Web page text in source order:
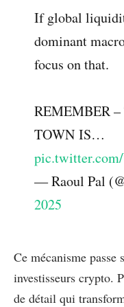
If global
dominant
focus on that.
REMEMBER
TOWN IS…
— Raoul Pal
2025
Ce mécanisme passe
investisseurs crypto.
de détail qui